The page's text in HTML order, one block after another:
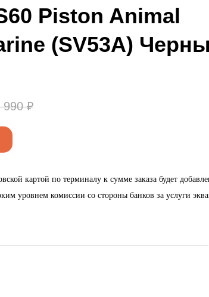
Piston Animal
(SV53A)
990 ₽
картой по терминалу к сумме заказа будет
уровнем комиссии со стороны банков за услуги